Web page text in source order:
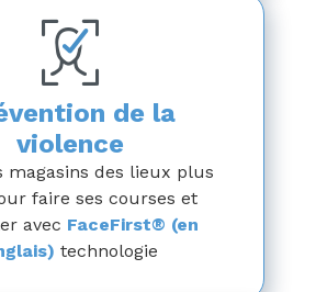
de la
violence
magasins des lieux plus
faire ses courses et
avec FaceFirst® (en
technologie